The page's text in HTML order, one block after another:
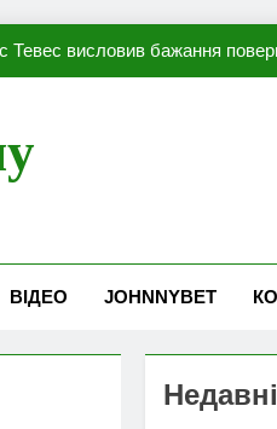
Тевес висловив бажання
гравця збірної
який готовий до переходу в
Тевес висловив бажання
ВІДЕО JOHNNYBET